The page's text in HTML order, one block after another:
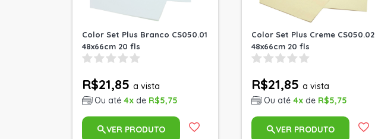
Color Set Plus Branco CS050.01
48x66cm 20 fls
R$21,85 a vista
Ou até 4x de R$5,75
VER PRODUTO
Color Set Plus Creme CS050.02
48x66cm 20 fls
R$21,85 a vista
Ou até 4x de R$5,75
VER PRODUTO